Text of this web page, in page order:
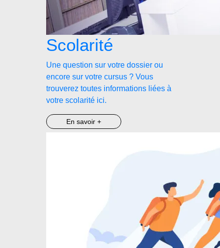
Scolarité
Une question sur votre dossier ou
encore sur votre cursus ? Vous
trouverez toutes informations liées à
votre scolarité ici.
En savoir +